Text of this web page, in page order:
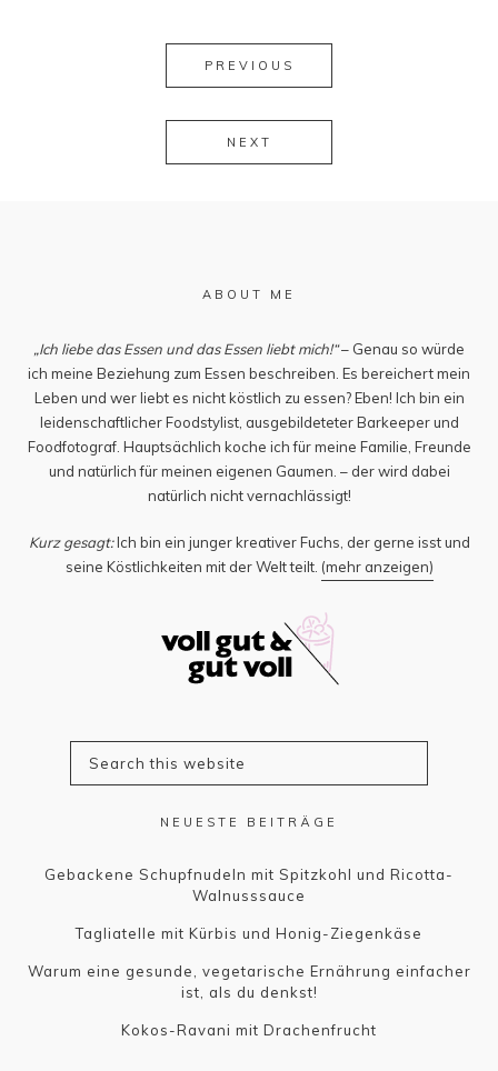
PREVIOUS
NEXT
ABOUT ME
„Ich liebe das Essen und das Essen liebt mich!“– Genau so würde
ich meine Beziehung zum Essen beschreiben. Es bereichert mein
Leben und wer liebt es nicht köstlich zu essen? Eben! Ich bin ein
leidenschaftlicher Foodstylist, ausgebildeteter Barkeeper und
Foodfotograf. Hauptsächlich koche ich für meine Familie, Freunde
und natürlich für meinen eigenen Gaumen. – der wird dabei
natürlich nicht vernachlässigt!
Kurz gesagt:Ich bin ein junger kreativer Fuchs, der gerne isst und
seine Köstlichkeiten mit der Welt teilt. (mehr anzeigen)
NEUESTE BEITRÄGE
Gebackene Schupfnudeln mit Spitzkohl und Ricotta-
Walnusssauce
Tagliatelle mit Kürbis und Honig-Ziegenkäse
Warum eine gesunde, vegetarische Ernährung einfacher
ist, als du denkst!
Kokos-Ravani mit Drachenfrucht